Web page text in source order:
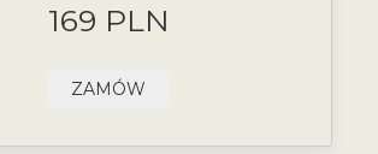
169 PLN
ZAMÓW